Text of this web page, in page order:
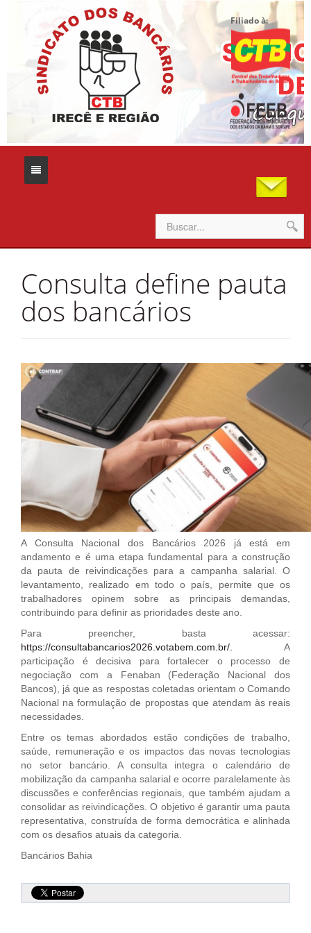
Filiado à:
Sindicato
História
Estatuto
Jornal
Fotos
TV Classista
Contato
Consulta define pauta
dos bancários
A Consulta Nacional dos Bancários 2026 já está em
andamento e é uma etapa fundamental para a construção
da pauta de reivindicações para a campanha salarial. O
levantamento, realizado em todo o país, permite que os
trabalhadores opinem sobre as principais demandas,
contribuindo para definir as prioridades deste ano.
Para preencher, basta acessar:
https://consultabancarios2026.votabem.com.br/.
A
participação é decisiva para fortalecer o processo de
negociação com a Fenaban (Federação Nacional dos
Bancos), já que as respostas coletadas orientam o Comando
Nacional na formulação de propostas que atendam às reais
necessidades.
Entre os temas abordados estão condições de trabalho,
saúde, remuneração e os impactos das novas tecnologias
no setor bancário. A consulta integra o calendário de
mobilização da campanha salarial e ocorre paralelamente às
discussões e conferências regionais, que também ajudam a
consolidar as reivindicações. O objetivo é garantir uma pauta
representativa, construída de forma democrática e alinhada
com os desafios atuais da categoria.
Bancários Bahia